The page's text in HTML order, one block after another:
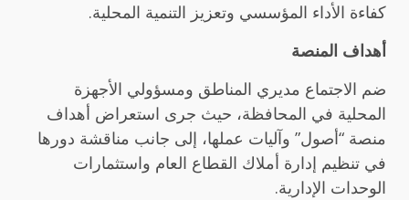
كفاءة الأداء المؤسسي وتعزيز التنمية المحلية.
أهداف المنصة
ضم الاجتماع مديري المناطق ومسؤولي الأجهزة
المحلية في المحافظة، حيث جرى استعراض أهداف
منصة “أصول” وآليات عملها، إلى جانب مناقشة دورها
في تنظيم إدارة أملاك القطاع العام واستثمارات
الوحدات الإدارية.